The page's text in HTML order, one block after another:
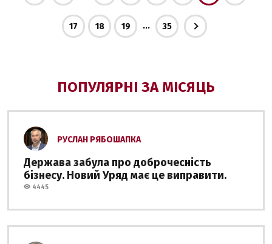
17 18 19 ... 35
ПОПУЛЯРНІ ЗА МІСЯЦЬ
РУСЛАН РЯБОШАПКА
Держава забула про доброчесність
бізнесу. Новий Уряд має це виправити.
4445